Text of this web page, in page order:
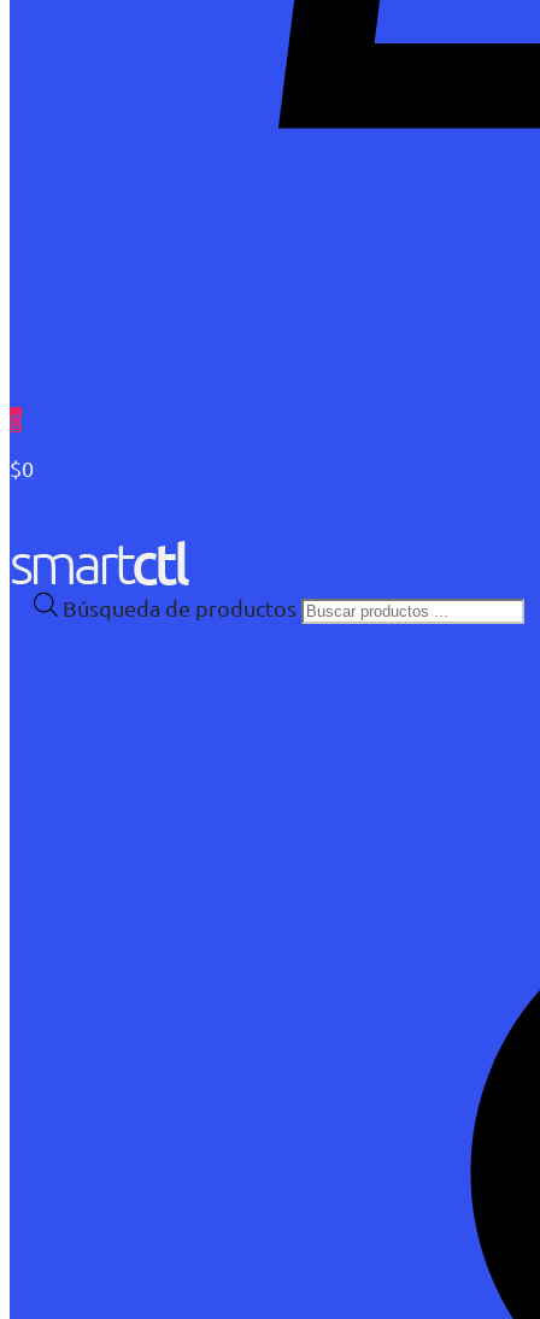
0
$0
Búsqueda de productos